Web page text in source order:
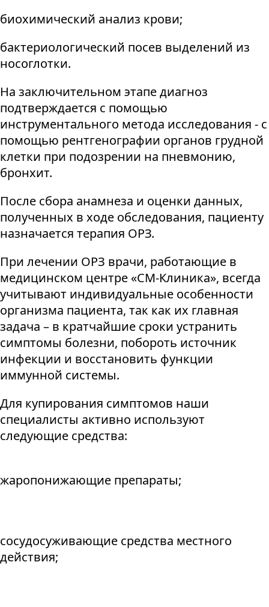
биохимический анализ крови;
бактериологический посев выделений из
носоглотки.
На заключительном этапе диагноз
подтверждается с помощью
инструментального метода исследования - с
помощью рентгенографии органов грудной
клетки при подозрении на пневмонию,
бронхит.
После сбора анамнеза и оценки данных,
полученных в ходе обследования, пациенту
назначается терапия ОРЗ.
При лечении ОРЗ врачи, работающие в
медицинском центре «СМ-Клиника», всегда
учитывают индивидуальные особенности
организма пациента, так как их главная
задача – в кратчайшие сроки устранить
симптомы болезни, побороть источник
инфекции и восстановить функции
иммунной системы.
Для купирования симптомов наши
специалисты активно используют
следующие средства:
жаропонижающие препараты;
сосудосуживающие средства местного
действия;